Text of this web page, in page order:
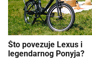
Što povezuje Lexus i
legendarnog Ponyja?